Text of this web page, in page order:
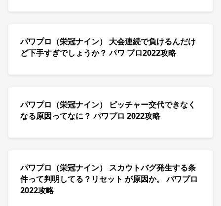
パワプロ（栄冠ナイン） 大会連続で負けるんだけ
ど下手すぎでしょうか？ パワ プロ2022攻略
パワプロ（栄冠ナイン） ピッチャー交代できなく
なる原因ってなに？ パワプロ 2022攻略
パワプロ（栄冠ナイン） スカウトバグ発生する条
件って判明してる？リセット が原因か。 パワプロ
2022攻略